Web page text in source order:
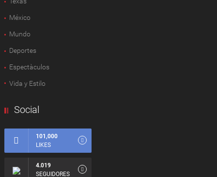
México
Mundo
Deportes
Espectàculos
Vida y Estilo
Social
101,000
LIKES
4.019
SEGUIDORES